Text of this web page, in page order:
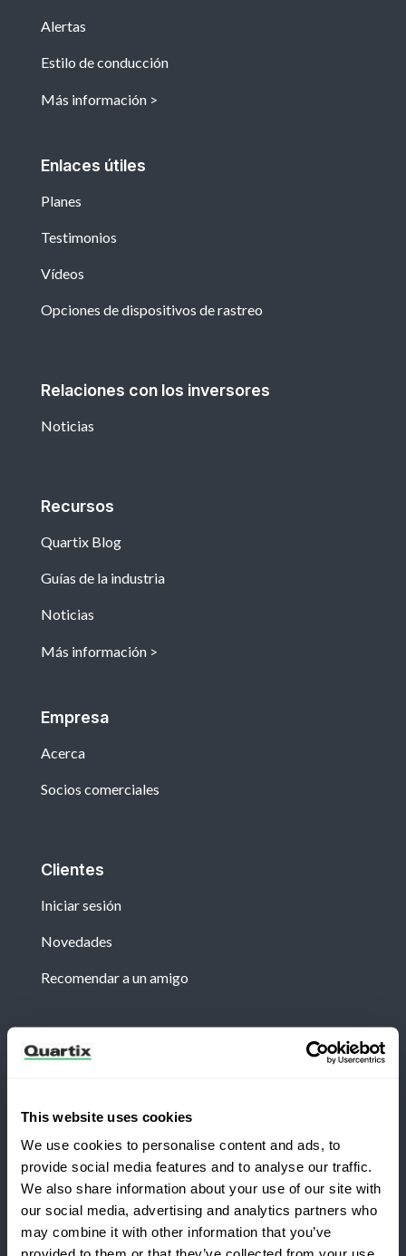
This website uses cookies
We use cookies to personalise content and ads, to
provide social media features and to analyse our traffic.
We also share information about your use of our site with
our social media, advertising and analytics partners who
may combine it with other information that you’ve
Alertas
Estilo de conducción
Más información
Enlaces útiles
Planes
Testimonios
Vídeos
Opciones de dispositivos de rastreo
Relaciones con los inversores
Noticias
Recursos
Quartix Blog
Guías de la industria
Noticias
Más información
Empresa
Acerca
Socios comerciales
Clientes
Iniciar sesión
Novedades
Recomendar a un amigo
Boletín
estudios de caso de Quartix.
¿Te cambias a Quartix?